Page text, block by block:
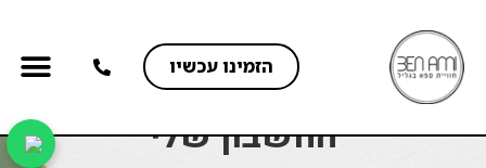
הזמינו עכשיו
החשבון שלי